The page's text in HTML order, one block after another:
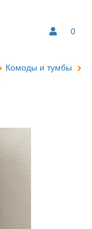
0
Комоды и тумбы